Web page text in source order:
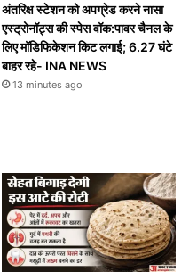
अंतरिक्ष स्टेशन को अपग्रेड करने नासा
एस्ट्रोनॉट्स की स्पेस वॉक:पावर चैनल के
लिए मॉडिफिकेशन किट लगाई; 6.27 घंटे
बाहर रहे- INA NEWS
13 minutes ago